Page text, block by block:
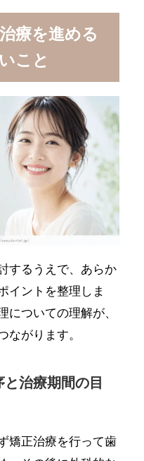
療を進める
こと
するうえで、あらか
イントを整理しま
についての理解が、
ながります。
治療期間の目
矯正治療を行って歯